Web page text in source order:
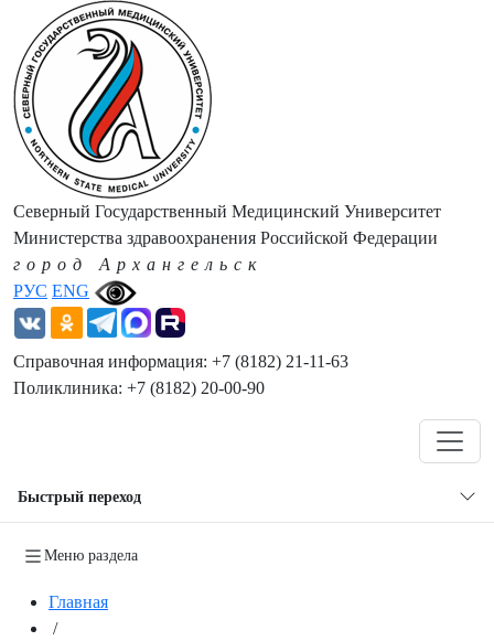
РУС ENG
Северный Государственный Медицинский Университет
Министерства здравоохранения Российской Федерации
город Архангельск
Справочная информация: +7 (8182) 21-11-63
Поликлиника: +7 (8182) 20-00-90
Быстрый переход
Меню раздела
Главная
/